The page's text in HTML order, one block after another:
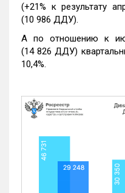
(+21% к результату
(10 986 ДДУ).
А по отношению к
(14 826 ДДУ)
10,4%.